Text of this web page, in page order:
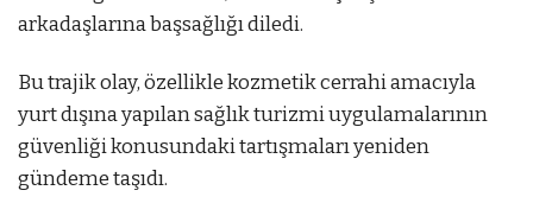
arkadaşlarına başsağlığı diledi.
Bu trajik olay, özellikle kozmetik cerrahi amacıyla
yurt dışına yapılan sağlık turizmi uygulamalarının
güvenliği konusundaki tartışmaları yeniden
gündeme taşıdı.